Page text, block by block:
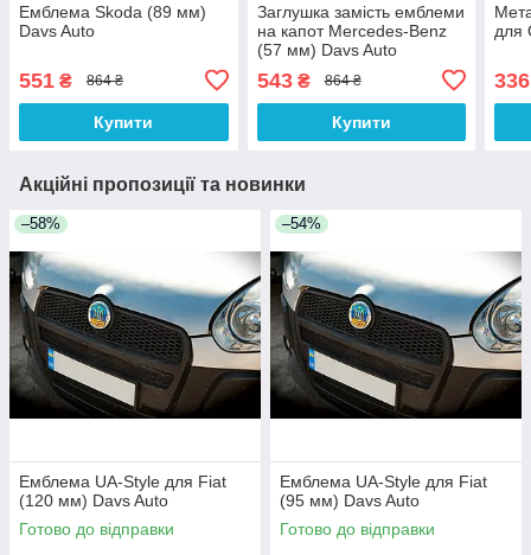
Емблема Skoda (89 мм)
Davs Auto
551 ₴ 864 ₴
Купити
Заглушка замість емблеми
на капот Mercedes-Benz
(57 мм) Davs Auto
543₴ 864 ₴
Купити
для
336
Акційні пропозиції та новинки
–58%
Емблема UA-Style для Fiat
(120 мм) Davs Auto
Готово до відправки
–54%
Емблема UA-Style для Fiat
(95 мм) Davs Auto
Готово до відправки